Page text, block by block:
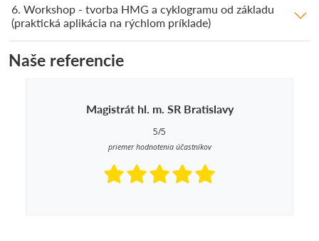
6. Workshop - tvorba HMG a cyklogramu od základu
(praktická aplikácia na rýchlom príklade)
Naše referencie
Magistrát hl. m. SR Bratislavy
5/5
priemer hodnotenia účastníkov